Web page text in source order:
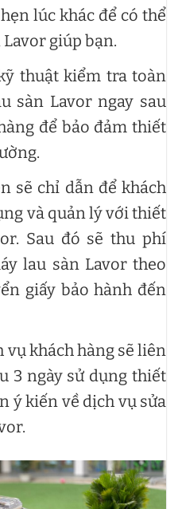
lúc khác để có thể
giúp bạn.
thuật kiểm tra toàn
sàn Lavor ngay sau
để bảo đảm thiết
sẽ chỉ dẫn để khách
và quản lý với thiết
Sau đó sẽ thu phí
lau sàn Lavor theo
giấy bảo hành đến
vụ khách hàng sẽ liên
3 ngày sử dụng thiết
ý kiến về dịch vụ sửa